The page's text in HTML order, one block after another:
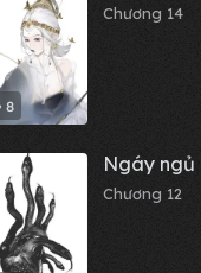
8
Chương 14
Ngáy ngủ
Chương 12